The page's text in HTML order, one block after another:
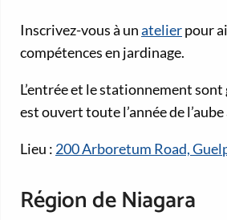
Inscrivez-vous à unatelierpour
compétences en jardinage.
L’entrée et le stationnement
est ouvert toute l’année de
Lieu : 200 Arboretum Road,
Région de Niagara